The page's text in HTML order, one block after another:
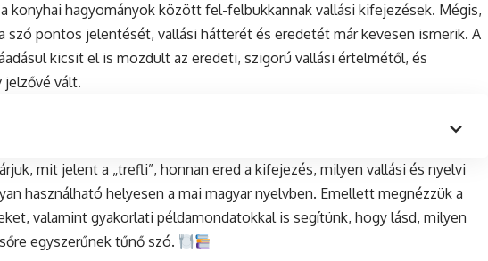
konyhai hagyományok között fel-felbukkannak vallási kifejezések. Mégis,
szó pontos jelentését, vallási hátterét és eredetét már kevesen ismerik. A
kicsit el is mozdult az eredeti, szigorú vallási értelmétől, és
jelzővé vált.
mit jelent a „trefli”, honnan ered a kifejezés, milyen vallási és nyelvi
használható helyesen a mai magyar nyelvben. Emellett megnézzük a
valamint gyakorlati példamondatokkal is segítünk, hogy lásd, milyen
egyszerűnek tűnő szó.